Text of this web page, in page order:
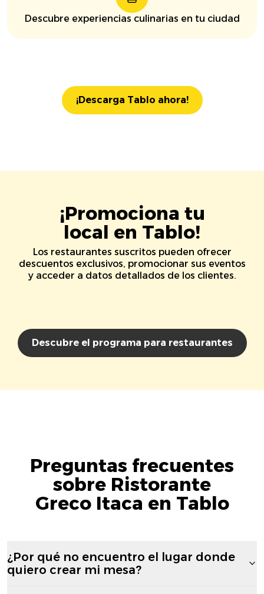
Descubre experiencias culinarias en tu ciudad
¡Descarga Tablo ahora!
¡Promociona tu
local en Tablo!
Los restaurantes suscritos pueden ofrecer
descuentos exclusivos, promocionar sus eventos
y acceder a datos detallados de los clientes.
Descubre el programa para restaurantes
Preguntas frecuentes
sobre Ristorante
Greco Itaca en Tablo
¿Por qué no encuentro el lugar donde
quiero crear mi mesa?